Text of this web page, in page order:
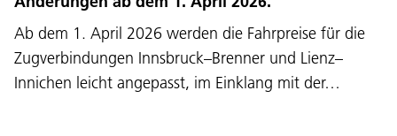
Ab dem 1. April 2026 werden die Fahrpreise für die
Zugverbindungen Innsbruck–Brenner und Lienz–
Innichen leicht angepasst, im Einklang mit der…